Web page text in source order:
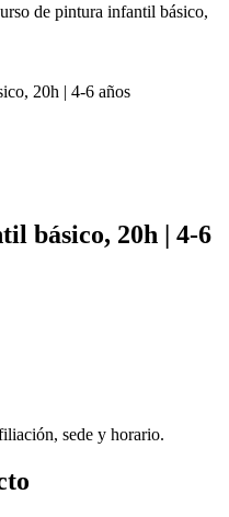
de pintura infantil básico,
básico, 20h | 4-6
sede y horario.